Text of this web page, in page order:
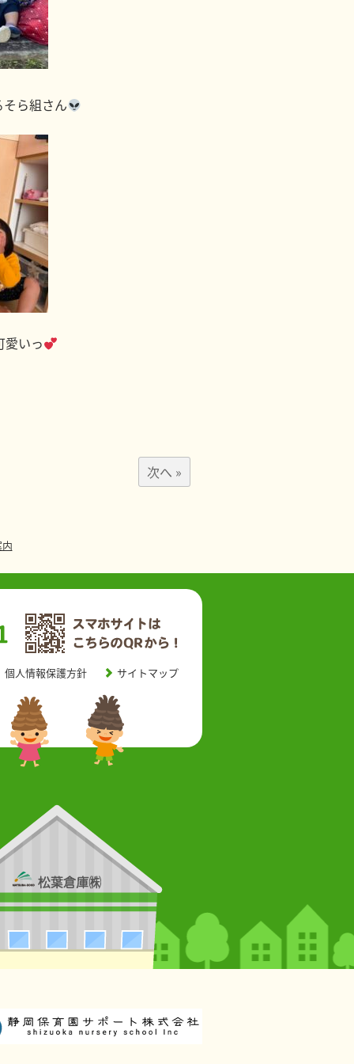
ら組さん
愛いっ
次へ »
個人情報保護方針 サイトマップ